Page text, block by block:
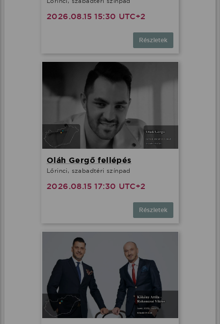
2026.08.15 15:30 UTC+2
Részletek
Oláh Gergő fellépés
Lőrinci, szabadtéri színpad
2026.08.15 17:30 UTC+2
Részletek